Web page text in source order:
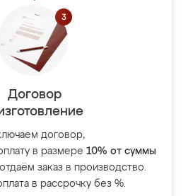
Договор
договор,
в размере 10% от суммы
заказ в производство.
в рассрочку без %.